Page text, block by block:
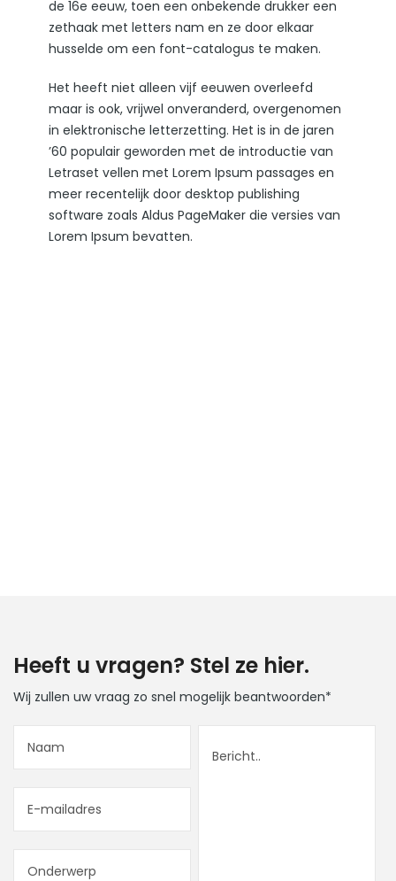
de 16e eeuw, toen een onbekende drukker een
zethaak met letters nam en ze door elkaar
husselde om een font-catalogus te maken.
Het heeft niet alleen vijf eeuwen overleefd
maar is ook, vrijwel onveranderd, overgenomen
in elektronische letterzetting. Het is in de jaren
’60 populair geworden met de introductie van
Letraset vellen met Lorem Ipsum passages en
meer recentelijk door desktop publishing
software zoals Aldus PageMaker die versies van
Lorem Ipsum bevatten.
Heeft u vragen? Stel ze hier.
Wij zullen uw vraag zo snel mogelijk beantwoorden*